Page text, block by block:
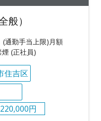
般）
(通勤手当上限)月額
(正社員)
住吉区
円